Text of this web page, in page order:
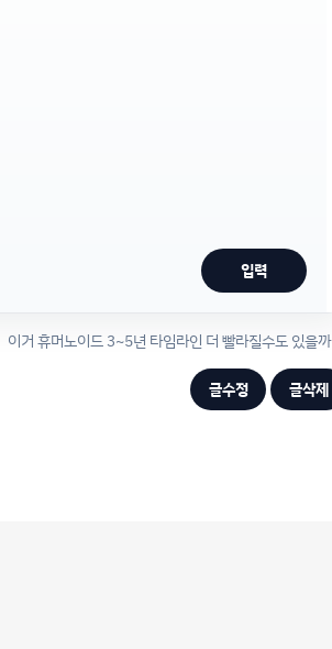
이거 휴머노이드 3~5년 타임라인 더 빨라질수도 있을까
글수정 글삭제